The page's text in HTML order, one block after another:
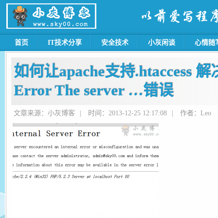
首页 IT技术分享 安全技术 小灰闲谈 心情随
如何让apache支持.htaccess
Error The server …错误
文章来源：小灰博客 时间：2013-12-25 12:17:08 作者：Leo